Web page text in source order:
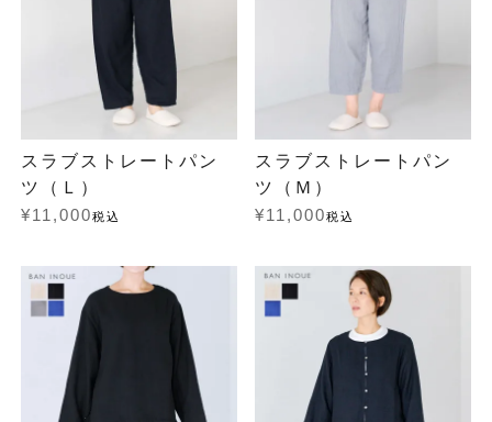
スラブストレートパン
ツ（Ｌ）
¥11,000税込
スラブストレートパン
ツ（Ｍ）
¥11,000税込